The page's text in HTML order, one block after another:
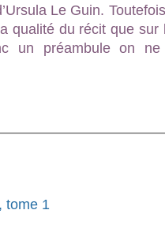
Le Guin.
qualité du récit que sur
un préambule on
tome 1